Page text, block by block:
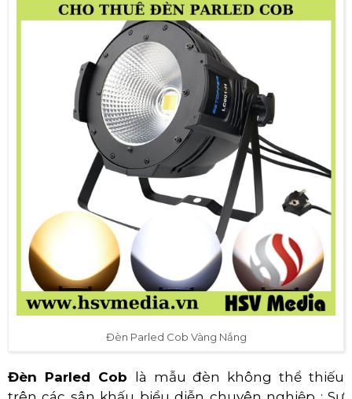
Đèn Parled Cob Vàng Nắng
Đèn Parled Cob là mẫu đèn không thể thiếu